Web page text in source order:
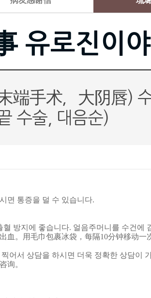
유로진이야
手术，大阴唇)
수술, 대음순)
면 통증을 덜 수 있습니다.
방지에 좋습니다. 얼음주머니를 수건에
。用毛巾包裹冰袋，每隔10分钟移动一
어서 상담을 하시면 더욱 정확한 상담이
询。